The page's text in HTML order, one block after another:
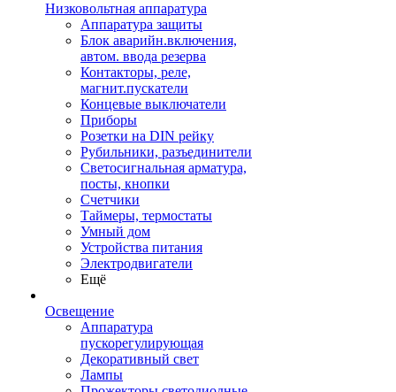
Низковольтная аппаратура
Аппаратура защиты
Блок аварийн.включения,
автом. ввода резерва
Контакторы, реле,
магнит.пускатели
Концевые выключатели
Приборы
Розетки на DIN рейку
Рубильники, разъединители
Светосигнальная арматура,
посты, кнопки
Счетчики
Таймеры, термостаты
Умный дом
Устройства питания
Электродвигатели
Ещё
Освещение
Аппаратура
пускорегулирующая
Декоративный свет
Лампы